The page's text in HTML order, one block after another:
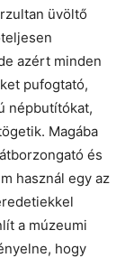
üvöltő
azért minden
pufogtató,
népbutítókat,
Magába
és
használ egy az
a múzeumi
hogy